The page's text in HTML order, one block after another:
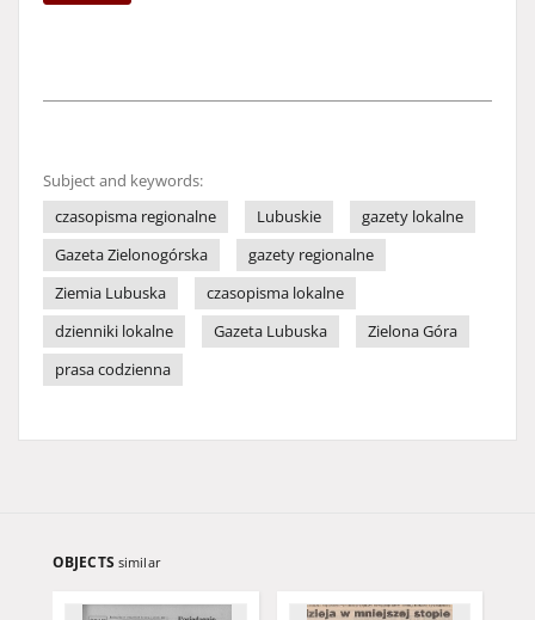
Subject and keywords:
czasopisma regionalne
Lubuskie
gazety lokalne
Gazeta Zielonogórska
gazety regionalne
Ziemia Lubuska
czasopisma lokalne
dzienniki lokalne
Gazeta Lubuska
Zielona Góra
prasa codzienna
OBJECTS similar